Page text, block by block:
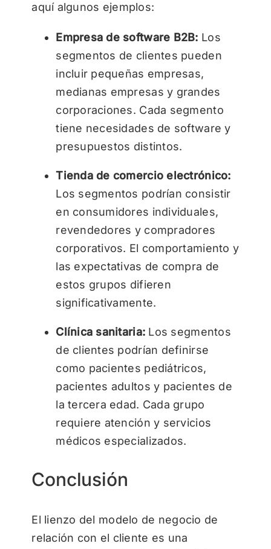
aquí algunos ejemplos:
Empresa de software B2B: Los
segmentos de clientes pueden
incluir pequeñas empresas,
medianas empresas y grandes
corporaciones. Cada segmento
tiene necesidades de software y
presupuestos distintos.
Tienda de comercio electrónico:
Los segmentos podrían consistir
en consumidores individuales,
revendedores y compradores
corporativos. El comportamiento y
las expectativas de compra de
estos grupos difieren
significativamente.
Clínica sanitaria: Los segmentos
de clientes podrían definirse
como pacientes pediátricos,
pacientes adultos y pacientes de
la tercera edad. Cada grupo
requiere atención y servicios
médicos especializados.
Conclusión
El lienzo del modelo de negocio de
relación con el cliente es una